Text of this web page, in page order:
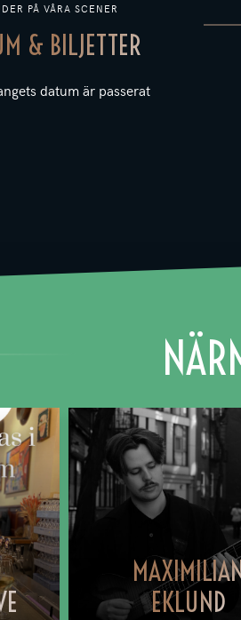
PÅ VÅRA SCENER
& BILJETTER
datum är passerat
EKLUND